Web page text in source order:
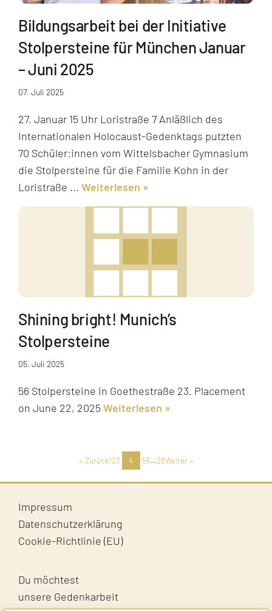
Bildungsarbeit bei der Initiative
Stolpersteine für München Januar
– Juni 2025
07. Juli 2025
27. Januar 15 Uhr Loristraße 7 Anläßlich des
Internationalen Holocaust-Gedenktags putzten
70 Schüler:innen vom Wittelsbacher Gymnasium
die Stolpersteine für die Familie Kohn in der
Loristraße ... Weiterlesen
Shining bright! Munich’s
Stolpersteine
05. Juli 2025
56 Stolpersteine in Goethestraße 23. Placement
on June 22, 2025Weiterlesen
« Zurück123 4 56…28Weiter »
Impressum
Datenschutzerklärung
Cookie-Richtlinie (EU)
Du möchtest
unsere Gedenkarbeit